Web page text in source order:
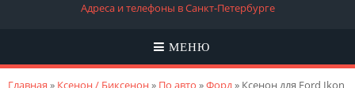
Адреса и телефоны в Санкт-Петербурге
МЕНЮ
Вы здесь
Главная » Ксенон / Биксенон» По авто »Форд» Ксенон для Ford Ikon